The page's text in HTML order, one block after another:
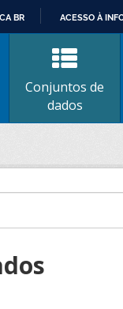
CONTEÚDO
BR ACESSO À
Conjuntos de
dados